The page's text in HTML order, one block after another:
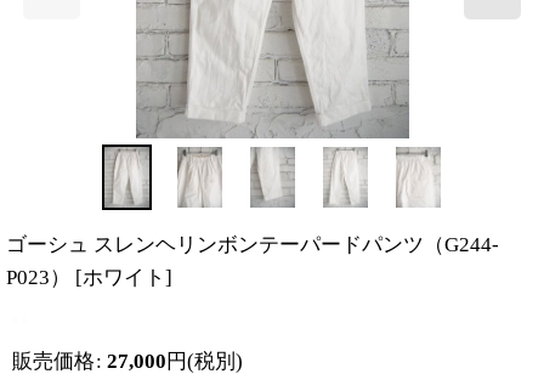
ゴーシュ スレンヘリンボンテーパードパンツ（G244-
P023）
[ホワイト ]
販売価格: 27,000 円(税別)